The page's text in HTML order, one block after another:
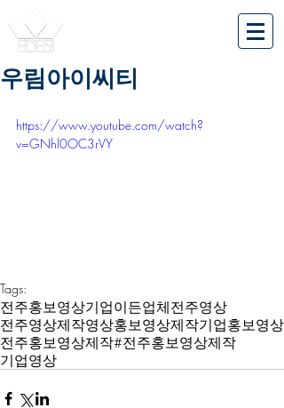
우림아이씨티
https://www.youtube.com/watch?
v=GNhl0OC3rVY
Tags:
전주홍보영상기업이든업체전주영상
전주영상제작영상홍보영상제작기업홍보영상
전주홍보영상제작#전주홍보영상제작
기업영상